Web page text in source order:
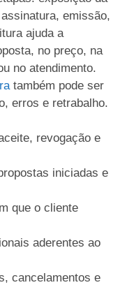
emissão,
ajuda a
no preço, na
no atendimento.
também pode ser
erros e retrabalho.
revogação e
iniciadas e
que o cliente
aderentes ao
cancelamentos e